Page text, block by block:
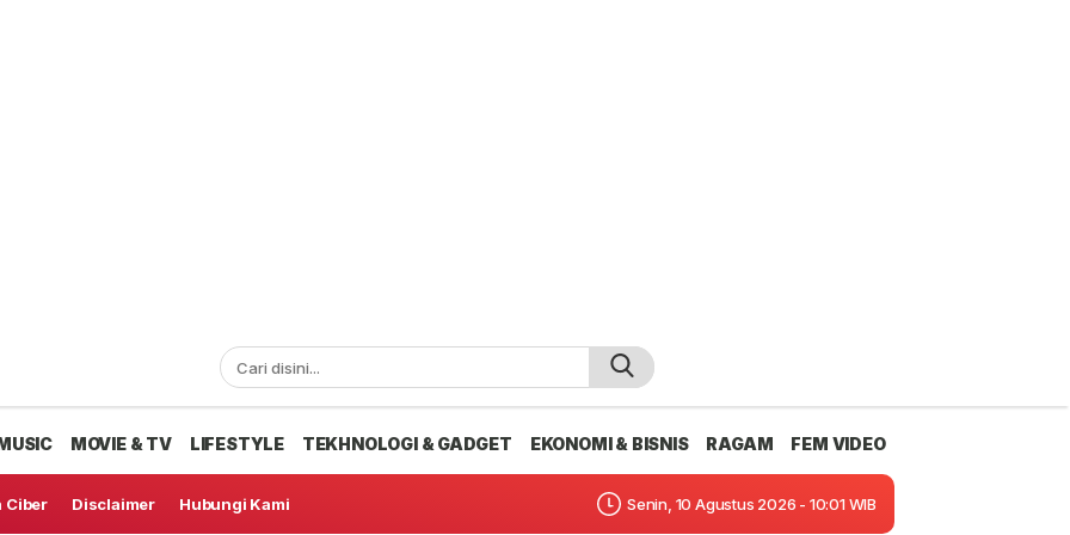
MOVIE & TV LIFESTYLE TEKHNOLOGI & GADGET EKONOMI & BISNIS RAGAM FEM VIDEO
Ciber Disclaimer Hubungi Kami Senin, 10 Agustus 2026 - 10:01 WIB